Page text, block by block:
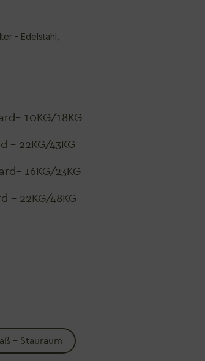
- Edelstahl,
10KG/18KG
– 22KG/43KG
16KG/23KG
– 22KG/48KG
- Stauraum